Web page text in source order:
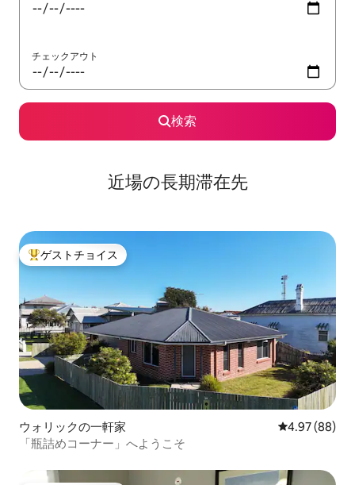
チェックアウト
検索
近場の長期滞在先
大好評のゲストチョイスです。
ゲストチョイス
ウォリックの一軒家 レビュー88
4.97 (88)
「瓶詰めコーナー」へようこそ